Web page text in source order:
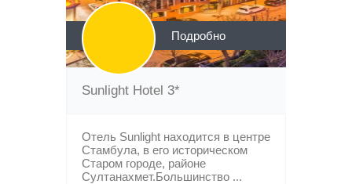
Подробно
Sunlight Hotel 3*
Отель Sunlight находится в центре
Стамбула, в его историческом
Старом городе, районе
Султанахмет.Большинство ...